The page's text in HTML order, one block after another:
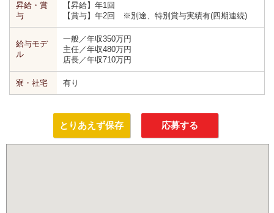
昇給・賞
与
【昇給】年1回
【賞与】年2回 ※別途、特別賞与実績有(四期連続)
給与モデ
ル
一般／年収350万円
主任／年収480万円
店長／年収710万円
寮・社宅 有り
とりあえず保存 応募する